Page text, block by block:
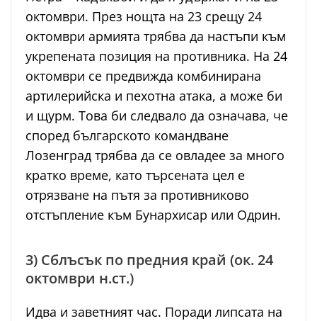
октомври. През нощта на 23 срещу 24
октомври армията трябва да настъпи към
укрепената позиция на противника. На 24
октомври се предвижда комбинирана
артилерийска и пехотна атака, а може би
и щурм. Това би следвало да означава, че
според българското командване
Лозенград трябва да се овладее за много
кратко време, като търсената цел е
отрязване на пътя за противниково
отстъпление към Бунархисар или Одрин.
3) Сблъсък по предния край (ок. 24
октомври н.ст.)
Идва и заветният час. Поради липсата на